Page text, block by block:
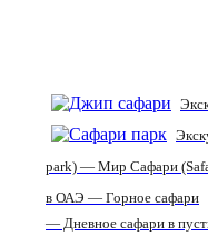
park) — Мир Сафари
в ОАЭ — Горное сафари
— Дневное сафари в